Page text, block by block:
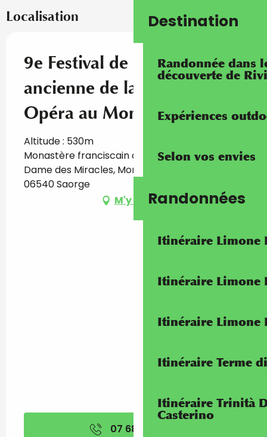
Destination
Randonnée dans
découverte de
Expériences
Selon vos envies
Randonnées
Itinéraire Limone
Itinéraire Limone
Itinéraire Limone
Itinéraire Terme
Itinéraire Trinità
Casterino
Localisation
9e Festival de musique
ancienne de la Roya :
Opéra au Monastère !
Altitude : 530m
Monastère franciscain de Saorge et Notre-
Dame des Miracles, Monastère de Saorge,
06540 Saorge
M'y rendre
07 68 31 18